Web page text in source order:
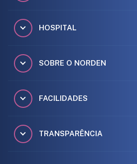
HOSPITAL
SOBRE O NORDEN
FACILIDADES
TRANSPARÊNCIA